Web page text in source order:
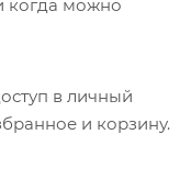
когда можно
в личный
и корзину.